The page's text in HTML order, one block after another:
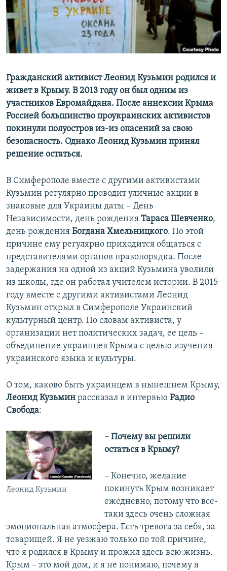
ПОБЕДИТЕЛЕЙ НЕ СУДЯТ?
КРЫМ.НЕПОКОРЕННЫЙ
ELIFBE
ПРИСОЕДИНЯЙТЕСЬ!
Все сайты RFE/RL
Гражданский активист Леонид Кузьмин родился и
живет в Крыму. В 2013 году он был одним из
участников Евромайдана. После аннексии Крыма
Россией большинство проукраинских активистов
покинули полуостров из-из опасений за свою
безопасность. Однако Леонид Кузьмин принял
решение остаться.
В Симферополе вместе с другими активистами
Кузьмин регулярно проводит уличные акции в
знаковые для Украины даты – День
Независимости, день рождения Тараса Шевченко,
день рождения Богдана Хмельницкого. По этой
причине ему регулярно приходится общаться с
представителями органов правопорядка. После
задержания на одной из акций Кузьмина уволили
из школы, где он работал учителем истории. В 2015
году вместе с другими активистами Леонид
Кузьмин открыл в Симферополе Украинский
культурный центр. По словам активиста, у
организации нет политических задач, ее цель –
объединение украинцев Крыма с целью изучения
украинского языка и культуры.
О том, каково быть украинцем в нынешнем Крыму,
Леонид Кузьмин рассказал в интервью Радио
Свобода:
Леонид Кузьмин
​– Почему вы решили
остаться в Крыму?
– Конечно, желание
покинуть Крым возникает
ежедневно, потому что все-
таки здесь очень сложная
эмоциональная атмосфера. Есть тревога за себя, за
товарищей. Я не уезжаю только по той причине,
что я родился в Крыму и прожил здесь всю жизнь.
Крым – это мой дом, и я не понимаю, почему я